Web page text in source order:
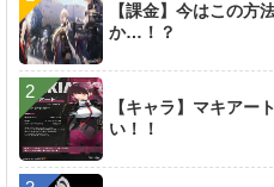
【課金】今はこの方
か…！？
【キャラ】マキアー
い！！